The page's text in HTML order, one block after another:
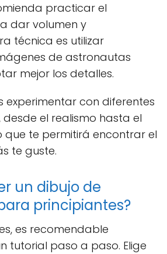
practicar el
dar volumen y
técnica es utilizar
de astronautas
mejor los detalles.
experimentar con diferentes
desde el realismo hasta el
que te permitirá encontrar el
te guste.
un dibujo de
principiantes?
es recomendable
tutorial paso a paso. Elige